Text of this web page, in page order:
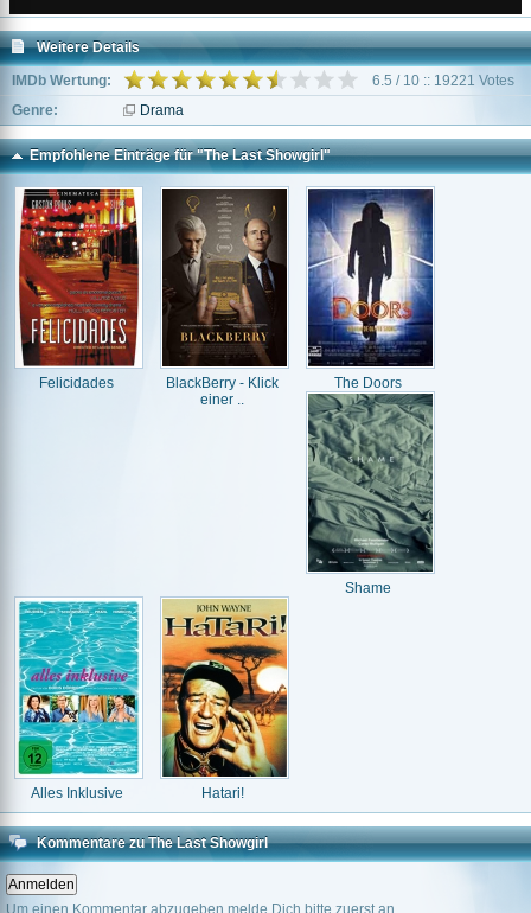
Weitere Details
IMDb Wertung:
6.5 / 10 :: 19221 Votes
Genre:
Drama
Empfohlene Einträge für "The Last Showgirl"
Felicidades
BlackBerry - Klick
einer ..
The Doors
Shame
Alles Inklusive Hatari!
Kommentare zu The Last Showgirl
Um einen Kommentar abzugeben melde Dich bitte zuerst an.